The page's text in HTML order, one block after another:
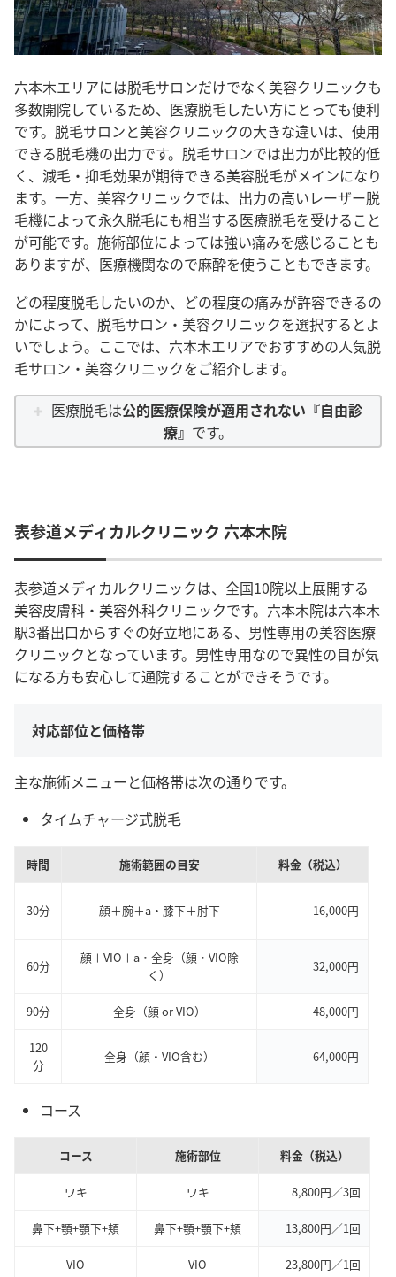
六本木エリアには脱毛サロンだけでなく美容クリニックも
多数開院しているため、医療脱毛したい方にとっても便利
です。脱毛サロンと美容クリニックの大きな違いは、使用
できる脱毛機の出力です。脱毛サロンでは出力が比較的低
く、減毛・抑毛効果が期待できる美容脱毛がメインになり
ます。一方、美容クリニックでは、出力の高いレーザー脱
毛機によって永久脱毛にも相当する医療脱毛を受けること
が可能です。施術部位によっては強い痛みを感じることも
ありますが、医療機関なので麻酔を使うこともできます。
どの程度脱毛したいのか、どの程度の痛みが許容できるの
かによって、脱毛サロン・美容クリニックを選択するとよ
いでしょう。ここでは、六本木エリアでおすすめの人気脱
毛サロン・美容クリニックをご紹介します。
医療脱毛は公的医療保険が適用されない『自由診
療』 です。
表参道メディカルクリニック 六本木院
表参道メディカルクリニックは、全国10院以上展開する
美容皮膚科・美容外科クリニックです。六本木院は六本木
駅3番出口からすぐの好立地にある、男性専用の美容医療
クリニックとなっています。男性専用なので異性の目が気
になる方も安心して通院することができそうです。
対応部位と価格帯
主な施術メニューと価格帯は次の通りです。
タイムチャージ式脱毛
時間 施術範囲の目安 料金（税込）
30分 顔＋腕＋a・膝下＋肘下 16,000円
60分
顔＋VIO＋a・全身（顔・VIO除
く）
32,000円
90分 全身（顔 or VIO） 48,000円
120
分
全身（顔・VIO含む） 64,000円
コース
コース 施術部位 料金（税込）
ワキ ワキ 8,800円／3回
鼻下+顎+顎下+頬 鼻下+顎+顎下+頬 13,800円／1回
VIO VIO 23,800円／1回